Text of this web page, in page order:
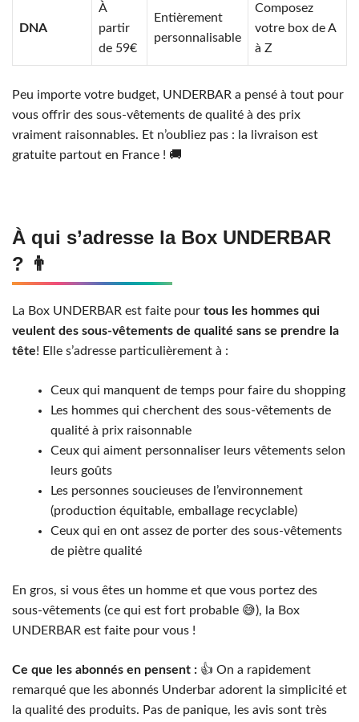
DNA
À
partir
de 59€
Entièrement
personnalisable
Composez
votre box de A
à Z
Peu importe votre budget, UNDERBAR a pensé à tout pour
vous offrir des sous-vêtements de qualité à des prix
vraiment raisonnables. Et n’oubliez pas : la livraison est
gratuite partout en France ! 🚚
À qui s’adresse la Box UNDERBAR
? 👨
La Box UNDERBAR est faite pour tous les hommes qui
veulent des sous-vêtements de qualité sans se prendre la
tête! Elle s’adresse particulièrement à :
Ceux qui manquent de temps pour faire du shopping
Les hommes qui cherchent des sous-vêtements de
qualité à prix raisonnable
Ceux qui aiment personnaliser leurs vêtements selon
leurs goûts
Les personnes soucieuses de l’environnement
(production équitable, emballage recyclable)
Ceux qui en ont assez de porter des sous-vêtements
de piètre qualité
En gros, si vous êtes un homme et que vous portez des
sous-vêtements (ce qui est fort probable 😅), la Box
UNDERBAR est faite pour vous !
Ce que les abonnés en pensent : 👍 On a rapidement
remarqué que les abonnés Underbar adorent la simplicité et
la qualité des produits. Pas de panique, les avis sont très